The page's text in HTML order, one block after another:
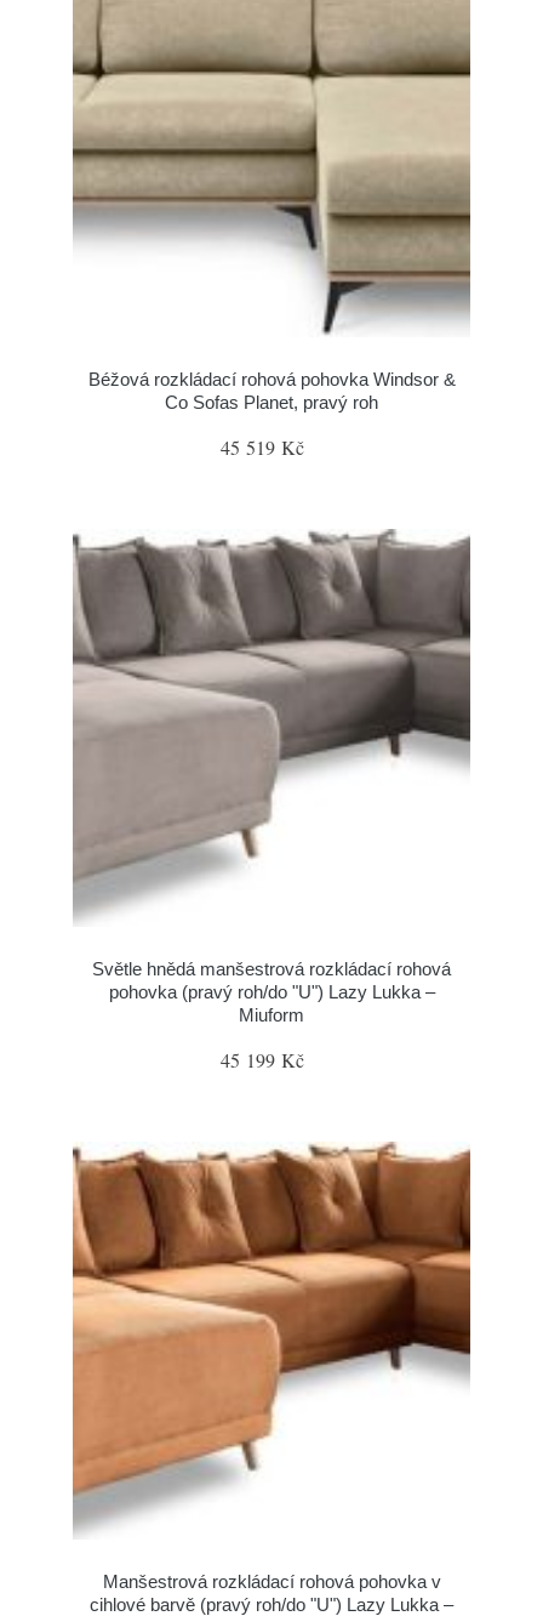
Béžová rozkládací rohová pohovka Windsor &
Co Sofas Planet, pravý roh
45 519 Kč
Světle hnědá manšestrová rozkládací rohová
pohovka (pravý roh/do "U") Lazy Lukka –
Miuform
45 199 Kč
Manšestrová rozkládací rohová pohovka v
cihlové barvě (pravý roh/do "U") Lazy Lukka –